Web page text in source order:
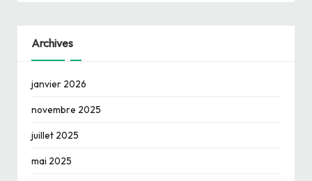
Archives
janvier 2026
novembre 2025
juillet 2025
mai 2025